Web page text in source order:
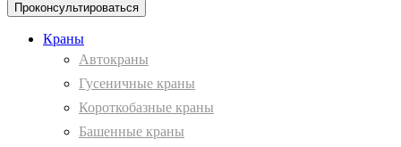
Проконсультироваться
Краны
Автокраны
Гусеничные краны
Короткобазные краны
Башенные краны